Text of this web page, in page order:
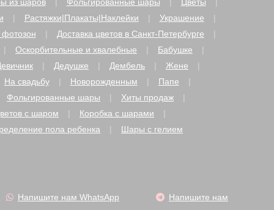
из шаров Фольгированные шары
Цветы
Растяжки|Плакаты|Наклейки
Украшение
Доставка цветов в Санкт-Петербурге
Оскорбительные и хвалебные
Бабушке
Дедушке Дембель
Жене
На свадьбу Новорожденным
Папе
Фольгированные шары
Хиты продаж
с шаром
Коробка с шарами
пола ребенка Шары с гелием
Напишите нам WhatsApp
Напишите нам